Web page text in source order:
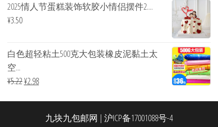
2025情人节蛋糕装饰软胶小情侣摆件2....
¥3.50
白色超轻粘土500克大包装橡皮泥黏土太
空...
¥5.22¥2.98
九块九包邮网 | 沪ICP备17001088号-4